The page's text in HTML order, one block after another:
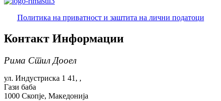
Политика на приватност и заштита на лични податоци
Контакт Информации
Рима Стил Дооел
ул. Индустриска 1 41, ,
Гази баба
1000 Скопје, Македонија